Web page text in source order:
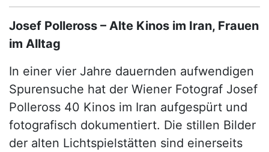
Josef Polleross – Alte Kinos im Iran, Frauen
im Alltag
In einer vier Jahre dauernden aufwendigen
Spurensuche hat der Wiener Fotograf Josef
Polleross 40 Kinos im Iran aufgespürt und
fotografisch dokumentiert. Die stillen Bilder
der alten Lichtspielstätten sind einerseits